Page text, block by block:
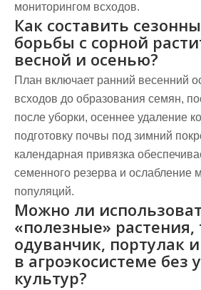
мониторингом всходов.
Как составить
борьбы с сорной
весной и осенью?
План включает ранний весенний
всходов до образования семян,
после уборки, осеннее удаление
подготовку почвы под зимний
календарная привязка
семенного резерва и ослабление
популяций.
Можно ли
«полезные» растения,
одуванчик, портулак
в агроэкосистеме без
культур?